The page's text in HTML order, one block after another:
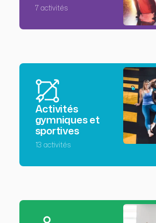
7 activités
Activités
gymniques et
sportives
13 activités